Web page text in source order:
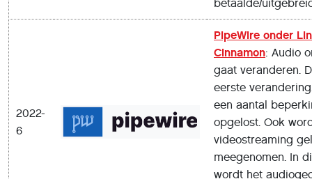
betaalde/
2022-
6
PipeWire onder
Cinnamon: Audio
gaat veranderen.
eerste
een aantal
opgelost. Ook
videostreaming
meegenomen. In
wordt het